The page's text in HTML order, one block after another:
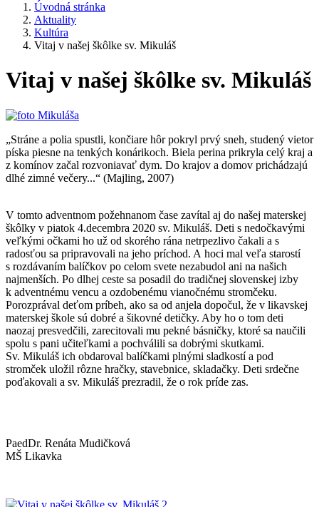
Úvodná stránka
Aktuality
Kultúra
Vitaj v našej škôlke sv. Mikuláš
Vitaj v našej škôlke sv. Mikuláš
„Stráne a polia spustli, končiare hôr pokryl prvý sneh, studený vietor
píska piesne na tenkých konárikoch. Biela perina prikryla celý kraj a
z komínov začal rozvoniavať dym. Do krajov a domov prichádzajú
dlhé zimné večery...“ (Majling, 2007)
V tomto adventnom požehnanom čase zavítal aj do našej materskej
škôlky v piatok 4.decembra 2020 sv. Mikuláš. Deti s nedočkavými
veľkými očkami ho už od skorého rána netrpezlivo čakali a s
radosťou sa pripravovali na jeho príchod. A hoci mal veľa starostí
s rozdávaním balíčkov po celom svete nezabudol ani na našich
najmenších. Po dlhej ceste sa posadil do tradičnej slovenskej izby
k adventnému vencu a ozdobenému vianočnému stromčeku.
Porozprával deťom príbeh, ako sa od anjela dopočul, že v likavskej
materskej škole sú dobré a šikovné detičky. Aby ho o tom deti
naozaj presvedčili, zarecitovali mu pekné básničky, ktoré sa naučili
spolu s pani učiteľkami a pochválili sa dobrými skutkami.
Sv. Mikuláš ich obdaroval balíčkami plnými sladkostí a pod
stromček uložil rôzne hračky, stavebnice, skladačky. Deti srdečne
poďakovali a sv. Mikuláš prezradil, že o rok príde zas.
PaedDr. Renáta Mudičková
MŠ Likavka